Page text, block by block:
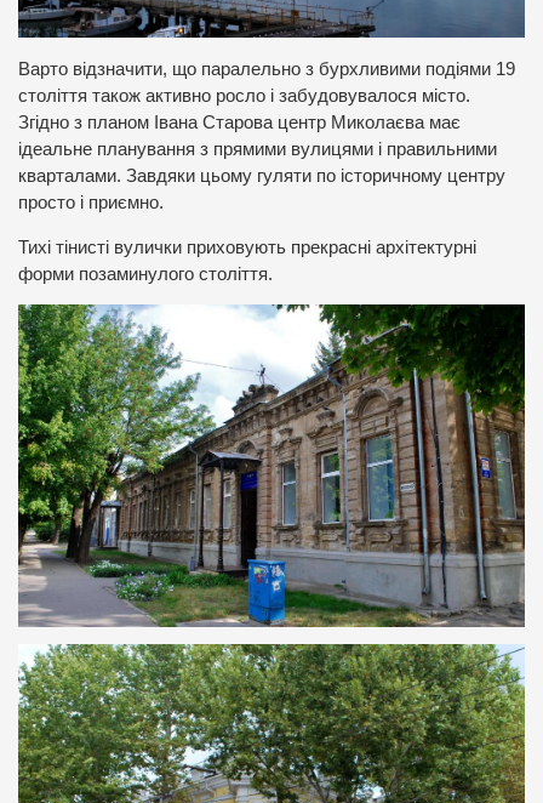
Варто відзначити, що паралельно з бурхливими подіями 19
століття також активно росло і забудовувалося місто.
Згідно з планом Івана Старова центр Миколаєва має
ідеальне планування з прямими вулицями і правильними
кварталами. Завдяки цьому гуляти по історичному центру
просто і приємно.
Тихі тінисті вулички приховують прекрасні архітектурні
форми позаминулого століття.